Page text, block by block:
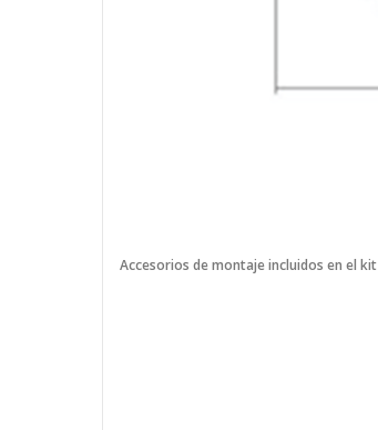
Accesorios de montaje incluidos en el kit